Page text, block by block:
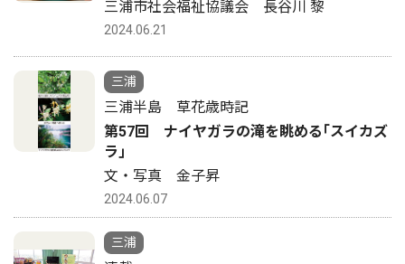
三浦市社会福祉協議会 長谷川 黎
2024.06.21
三浦
三浦半島 草花歳時記
第57回 ナイヤガラの滝を眺める｢スイカズ
ラ｣
文・写真 金子昇
2024.06.07
三浦